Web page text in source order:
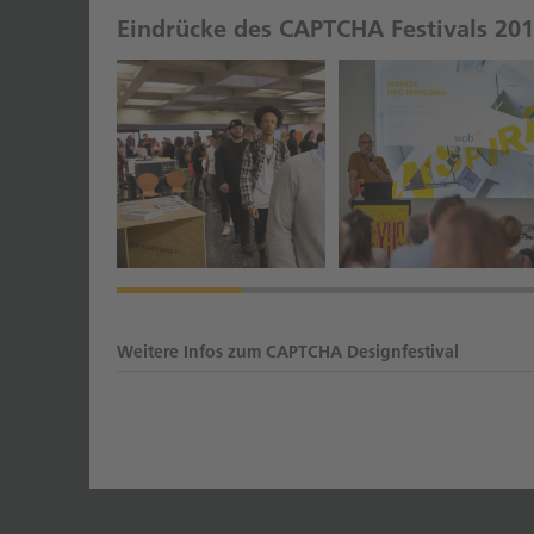
Eindrücke des CAPTCHA Festivals
Weitere Infos zum CAPTCHA Designfestival